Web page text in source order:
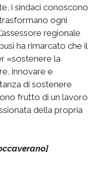
i sindaci conoscono
ogni
regionale
ha rimarcato che il
«sostenere la
innovare e
di sostenere
frutto di un lavoro
della propria